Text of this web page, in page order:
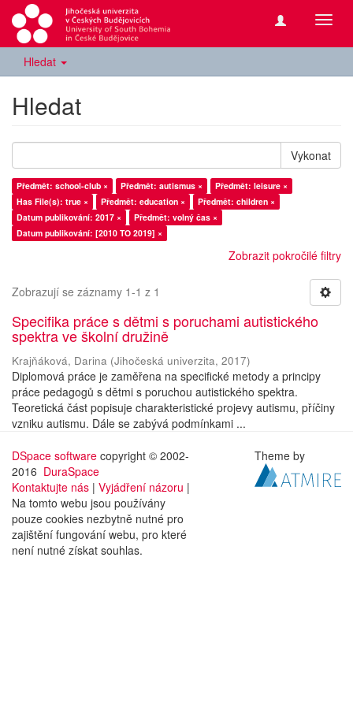
Hledat
Hledat
Vykonat
Předmět: school-club × Předmět: autismus ×
Předmět: leisure ×
Has File(s): true ×
Předmět: education ×
Předmět: children ×
Datum publikování: 2017 ×
Předmět: volný čas ×
Datum publikování: [2010 TO 2019] ×
Zobrazit pokročilé filtry
Zobrazují se záznamy 1-1 z 1
Specifika práce s dětmi s poruchami autistického
spektra ve školní družině
Krajňáková, Darina (Jihočeská univerzita, 2017)
Diplomová práce je zaměřena na specifické metody a principy
práce pedagogů s dětmi s poruchou autistického spektra.
Teoretická část popisuje charakteristické projevy autismu, příčiny
vzniku autismu. Dále se zabývá podmínkami ...
DSpace software copyright © 2002-
2016 DuraSpace
Kontaktujte nás | Vyjádření názoru |
Na tomto webu jsou používány
pouze cookies nezbytně nutné pro
zajištění fungování webu, pro které
není nutné získat souhlas.
Theme by